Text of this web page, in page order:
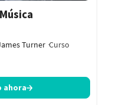
Turner Curso
ahora